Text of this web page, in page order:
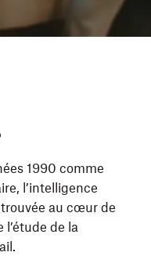
1990 comme
l’intelligence
au cœur de
l’étude de la